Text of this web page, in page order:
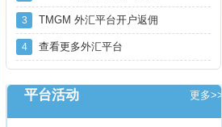
3 TMGM 外汇平台开户返佣
4 查看更多外汇平台
平台活动 更多>>